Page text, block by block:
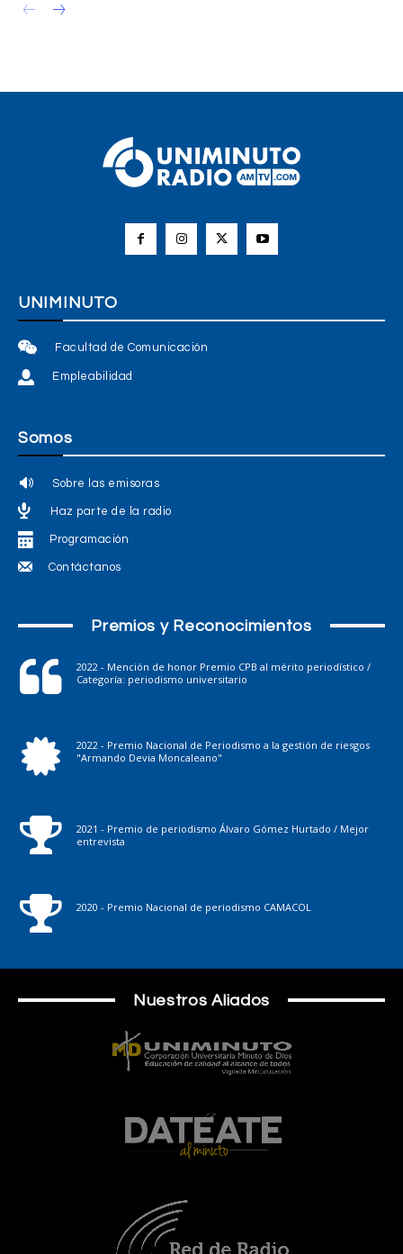
UNIMINUTO
Facultad de Comunicación
Empleabilidad
Somos
Sobre las emisoras
Haz parte de la radio
Programación
Contáctanos
Premios y Reconocimientos
2022 - Mención de honor Premio CPB al mérito periodístico /
Categoría: periodismo universitario
2022 - Premio Nacional de Periodismo a la gestión de riesgos
"Armando Devia Moncaleano"
2021 - Premio de periodismo Álvaro Gómez Hurtado / Mejor
entrevista
2020 - Premio Nacional de periodismo CAMACOL
Nuestros Aliados